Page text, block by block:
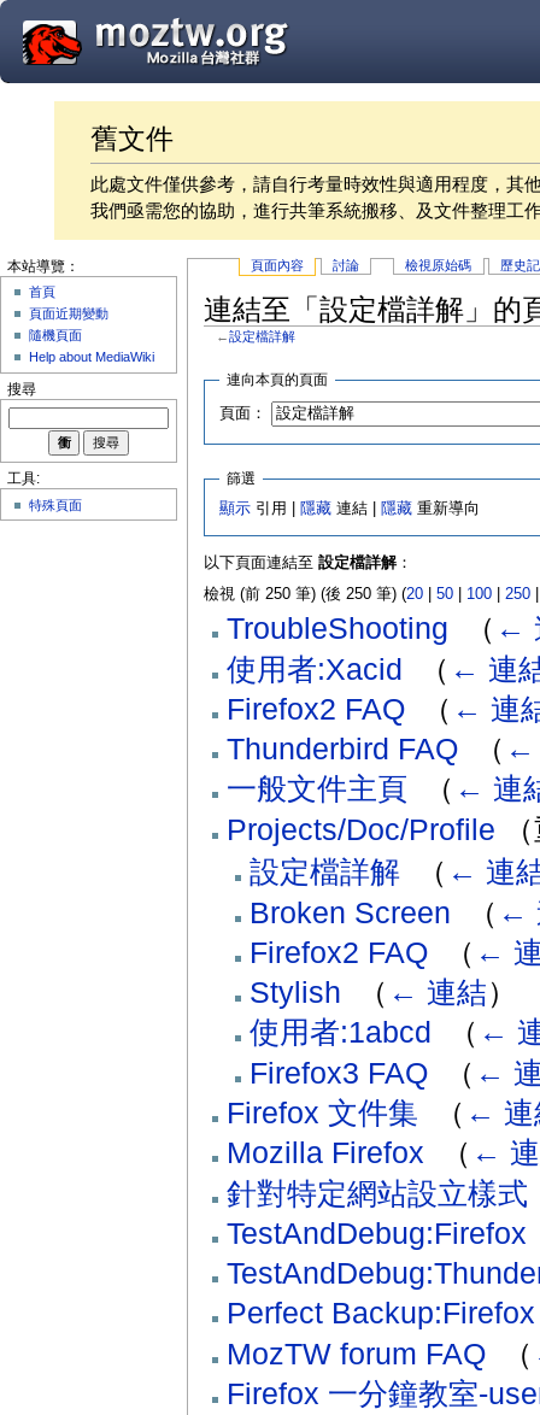
舊文件
此處文件僅供參考，請自行考量時效性與適用程度，其
我們亟需您的協助，進行共筆系統搬移、及文件整理工
頁面內容 討論 檢視原始碼 歷史
連結至「設定檔詳解」的
←設定檔詳解
連向本頁的頁面
頁面：
篩選
顯示 引用 | 隱藏 連結 | 隱藏 重新導向
以下頁面連結至 設定檔詳解：
檢視 (前 250 筆) (後 250 筆) (20| 50| 100| 250
TroubleShooting （ ←
使用者:Xacid
（ ← 連
Firefox2 FAQ‎ （ ← 連
Thunderbird FAQ‎ （ ←
一般文件主頁
（ ← 連
Projects/Doc/Profile
設定檔詳解‎ （ ← 連
Broken Screen
（ ←
Firefox2 FAQ‎ （ ←
Stylish
（ ← 連結）
使用者:1abcd
（ ←
Firefox3 FAQ‎ （ ←
Firefox 文件集
（ ← 連
Mozilla Firefox
（ ←
針對特定網站設立樣式
TestAndDebug:Firefox
Perfect Backup:Firefox
MozTW forum FAQ‎ （
Firefox 一分鐘教室-
本站導覽：
首頁
頁面近期變動
隨機頁面
Help about MediaWiki
搜尋
工具:
特殊頁面